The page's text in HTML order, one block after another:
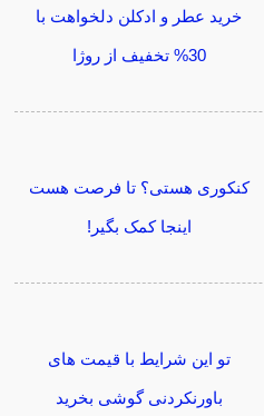
خرید عطر و ادکلن دلخواهت با
30% تخفیف از روژا
کنکوری هستی؟ تا فرصت هست
اینجا کمک بگیر!
تو این شرایط با قیمت های
باورنکردنی گوشی بخرید